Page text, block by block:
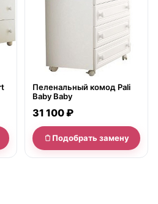
Пеленальный комод Pali
Baby Baby
31 100 ₽
Подобрать замену